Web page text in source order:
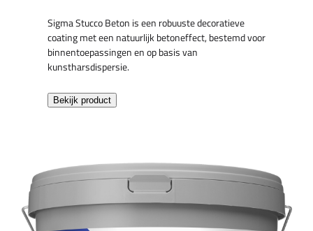
Sigma Stucco Beton is een robuuste decoratieve
coating met een natuurlijk betoneffect, bestemd voor
binnentoepassingen en op basis van
kunstharsdispersie.
Bekijk product